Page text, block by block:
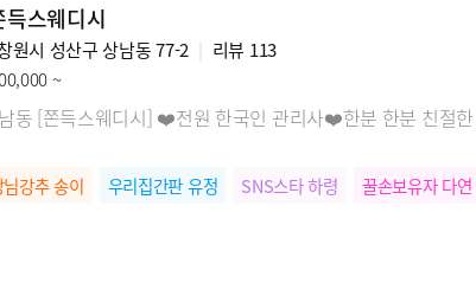
득스웨디시
원시 성산구 상남동 77-2 리뷰 113
~
동 [쫀득스웨디시] ❤️전원 한국인 관리사❤️한분 한분 친절
강추 송이 우리집간판 유정 SNS스타 하령 꿀손보유자 다연